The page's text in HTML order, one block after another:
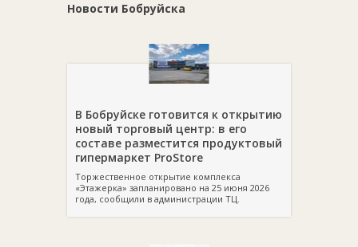
Новости Бобруйска
В Бобруйске готовится к открытию
новый торговый центр: в его
составе разместится продуктовый
гипермаркет ProStore
Торжественное открытие комплекса
«Этажерка» запланировано на 25 июня 2026
года, сообщили в администрации ТЦ.